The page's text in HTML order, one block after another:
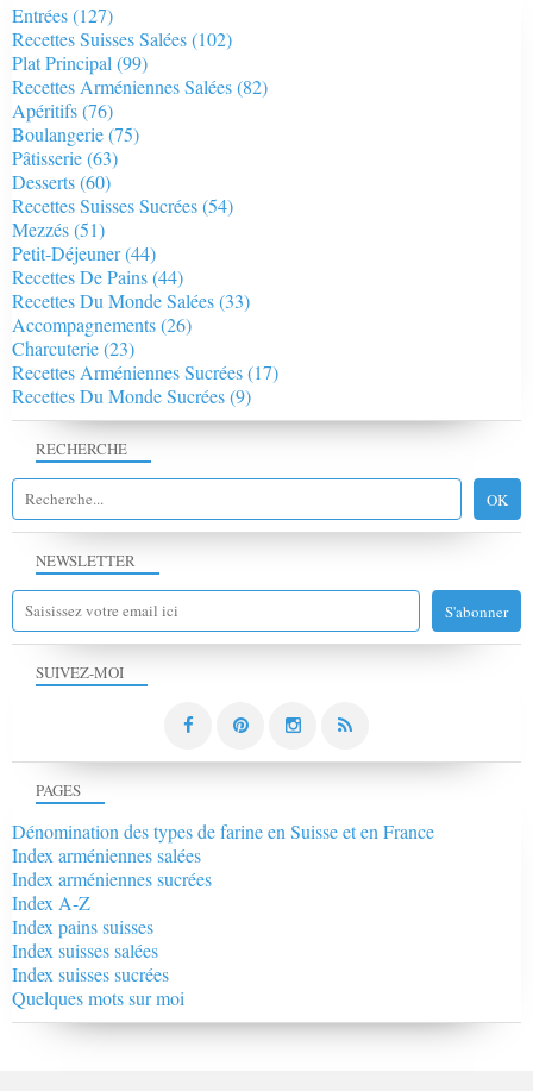
NEWSLETTER
SUIVEZ-MOI
RECHERCHE
PAGES
Dénomination des types de farine en Suisse et en France
Index arméniennes salées
Index arméniennes sucrées
Index A-Z
Index pains suisses
Index suisses salées
Index suisses sucrées
Quelques mots sur moi
Entrées(127)
Recettes Suisses Salées(102)
Plat Principal (99)
Recettes Arméniennes Salées(82)
Apéritifs(76)
Boulangerie(75)
Pâtisserie(63)
Desserts(60)
Recettes Suisses Sucrées(54)
Mezzés(51)
Petit-Déjeuner(44)
Recettes De Pains(44)
Recettes Du Monde Salées(33)
Accompagnements(26)
Charcuterie(23)
Recettes Arméniennes Sucrées(17)
Recettes Du Monde Sucrées(9)